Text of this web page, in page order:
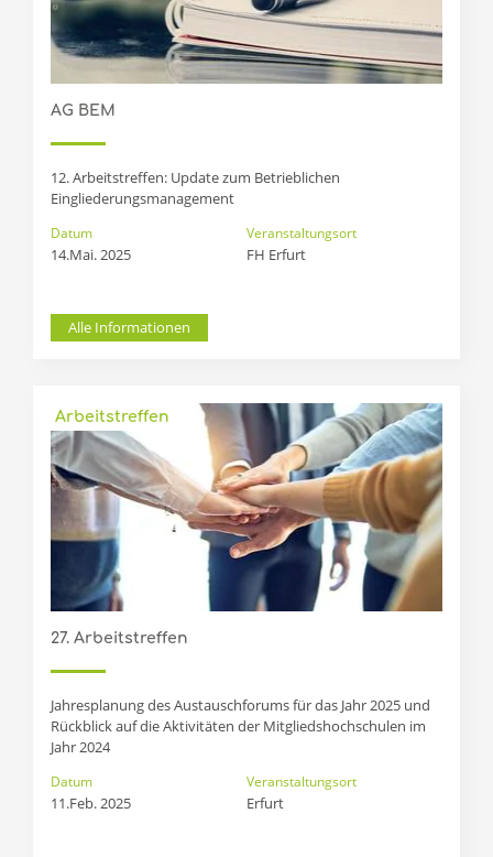
AG BEM
12. Arbeitstreffen: Update zum Betrieblichen
Eingliederungsmanagement
Alle Informationen
Datum
14.Mai. 2025
Veranstaltungsort
FH Erfurt
27. Arbeitstreffen
Jahresplanung des Austauschforums für das Jahr 2025 und
Rückblick auf die Aktivitäten der Mitgliedshochschulen im
Jahr 2024
Arbeitstreffen
Datum
11.Feb. 2025
Veranstaltungsort
Erfurt